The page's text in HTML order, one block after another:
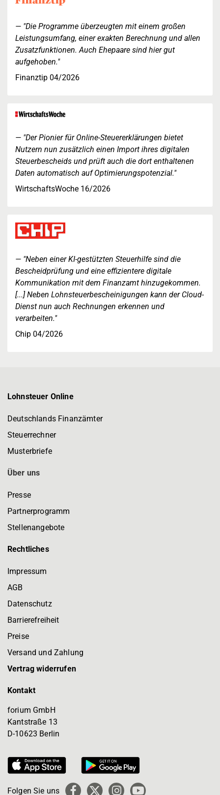
"Die Programme überzeugten mit einem großen
Leistungsumfang, einer exakten Berechnung und allen
Zusatzfunktionen. Auch Ehepaare sind hier gut
aufgehoben."
Finanztip 04/2026
"Der Pionier für Online-Steuererklärungen bietet
Nutzern nun zusätzlich einen Import ihres digitalen
Steuerbescheids und prüft auch die dort enthaltenen
Daten automatisch auf Optimierungspotenzial."
WirtschaftsWoche 16/2026
"Neben einer KI-gestützten Steuerhilfe sind die
Bescheidprüfung und eine effizientere digitale
Kommunikation mit dem Finanzamt hinzugekommen.
[...] Neben Lohnsteuerbescheinigungen kann der Cloud-
Dienst nun auch Rechnungen erkennen und
verarbeiten."
Chip 04/2026
Lohnsteuer Online
Deutschlands Finanzämter
Steuerrechner
Musterbriefe
Über uns
Presse
Partnerprogramm
Stellenangebote
Rechtliches
Impressum
AGB
Datenschutz
Barrierefreiheit
Preise
Versand und Zahlung
Vertrag widerrufen
Kontakt
forium GmbH
Kantstraße 13
D-10623 Berlin
Folgen Sie uns Facebook
X Instagram